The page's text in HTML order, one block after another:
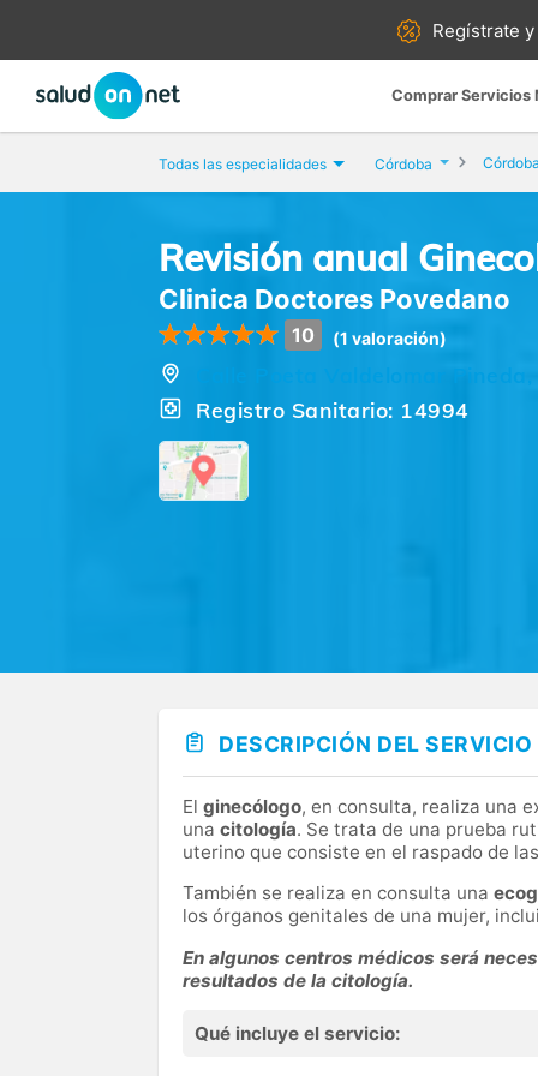
Regístrate y
Comprar Servicios
Todas las especialidades Córdoba
Revisión anual
Clinica Doctores Povedano
10 (1 valoración)
Registro Sanitario: 14994
DESCRIPCIÓN DEL SERVICIO
El ginecólogo, en consulta, realiza una
una citología. Se trata de una prueba
uterino que consiste en el raspado de
También se realiza en consulta una
los órganos genitales de una mujer,
En algunos centros médicos será
resultados de la citología.
Qué incluye el servicio: